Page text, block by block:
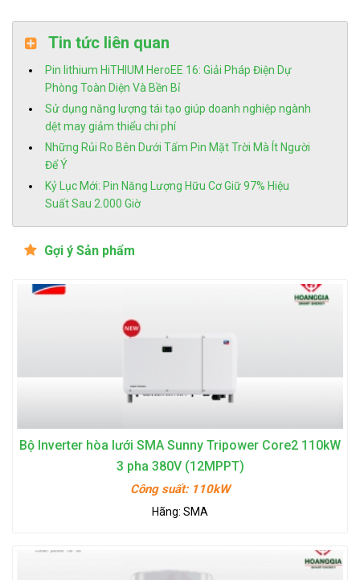
Tin tức liên quan
Pin lithium HiTHIUM HeroEE 16: Giải Pháp Điện Dự
Phòng Toàn Diện Và Bền Bỉ
Sử dụng năng lượng tái tạo giúp doanh nghiệp ngành
dệt may giảm thiểu chi phí
Những Rủi Ro Bên Dưới Tấm Pin Mặt Trời Mà Ít Người
Để Ý
Kỷ Lục Mới: Pin Năng Lượng Hữu Cơ Giữ 97% Hiệu
Suất Sau 2.000 Giờ
Gợi ý Sản phẩm
Bộ Inverter hòa lưới SMA Sunny Tripower Core2 110kW
3 pha 380V (12MPPT)
Công suất: 110kW
Hãng: SMA